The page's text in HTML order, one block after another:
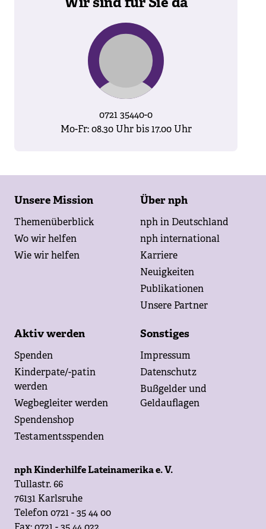
Wir sind für Sie da
0721 35440-0
Mo-Fr: 08.30 Uhr bis 17.00 Uhr
Unsere Mission
Themenüberblick
Wo wir helfen
Wie wir helfen
Über nph
nph in Deutschland
nph international
Karriere
Neuigkeiten
Publikationen
Unsere Partner
Aktiv werden
Spenden
Kinderpate/-patin
werden
Wegbegleiter werden
Spendenshop
Testamentsspenden
Sonstiges
Impressum
Datenschutz
Bußgelder und
Geldauflagen
nph Kinderhilfe Lateinamerika e. V.
Tullastr. 66
76131 Karlsruhe
Telefon 0721 - 35 44 00